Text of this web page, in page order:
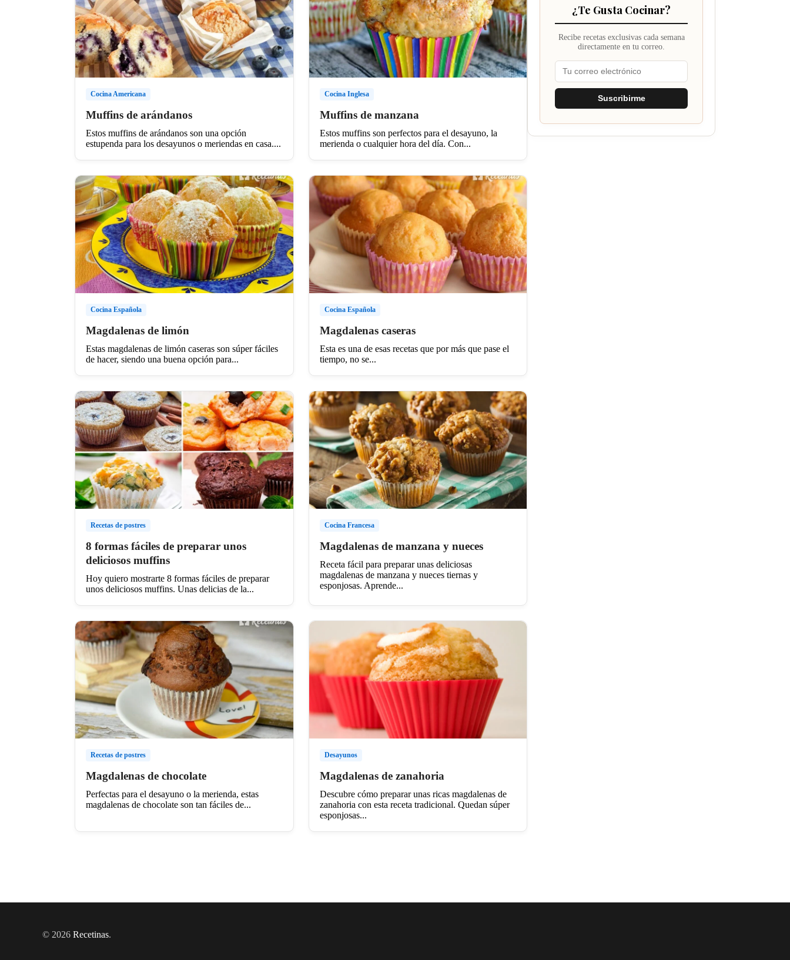
Cocina Americana
Muffins de arándanos
Estos muffins de arándanos son una opción
estupenda para los desayunos o meriendas en casa....
Cocina Inglesa
Muffins de manzana
Estos muffins son perfectos para el desayuno, la
merienda o cualquier hora del día. Con...
Cocina Española
Magdalenas de limón
Estas magdalenas de limón caseras son súper fáciles
de hacer, siendo una buena opción para...
Cocina Española
Magdalenas caseras
Esta es una de esas recetas que por más que pase el
tiempo, no se...
Recetas de postres
8 formas fáciles de preparar unos
deliciosos muffins
Hoy quiero mostrarte 8 formas fáciles de preparar
unos deliciosos muffins. Unas delicias de la...
Cocina Francesa
Magdalenas de manzana y nueces
Receta fácil para preparar unas deliciosas
magdalenas de manzana y nueces tiernas y
esponjosas. Aprende...
Recetas de postres
Magdalenas de chocolate
Perfectas para el desayuno o la merienda, estas
magdalenas de chocolate son tan fáciles de...
Desayunos
Magdalenas de zanahoria
Descubre cómo preparar unas ricas magdalenas de
zanahoria con esta receta tradicional. Quedan súper
esponjosas...
¿Te Gusta Cocinar?
Recibe recetas exclusivas cada semana
directamente en tu correo.
Suscribirme
© 2026 Recetinas.